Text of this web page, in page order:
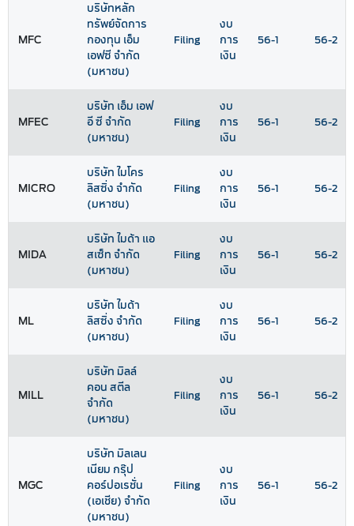
MFC
บริษัทหลัก
ทรัพย์จัดการ
กองทุน เอ็ม
เอฟซี จำกัด
(มหาชน)
Filing
งบ
การ
เงิน
56-1 56-2
MFEC
บริษัท เอ็ม เอฟ
อี ซี จำกัด
(มหาชน)
Filing
งบ
การ
เงิน
56-1 56-2
MICRO
บริษัท ไมโคร
ลิสซิ่ง จำกัด
(มหาชน)
Filing
งบ
การ
เงิน
56-1 56-2
MIDA
บริษัท ไมด้า แอ
สเซ็ท จำกัด
(มหาชน)
Filing
งบ
การ
เงิน
56-1 56-2
ML
บริษัท ไมด้า
ลิสซิ่ง จำกัด
(มหาชน)
Filing
งบ
การ
เงิน
56-1 56-2
MILL
บริษัท มิลล์
คอน สตีล
จำกัด
(มหาชน)
Filing
งบ
การ
เงิน
56-1 56-2
MGC
บริษัท มิลเลน
เนียม กรุ๊ป
คอร์ปอเรชั่น
(เอเชีย) จำกัด
(มหาชน)
Filing
งบ
การ
เงิน
56-1 56-2